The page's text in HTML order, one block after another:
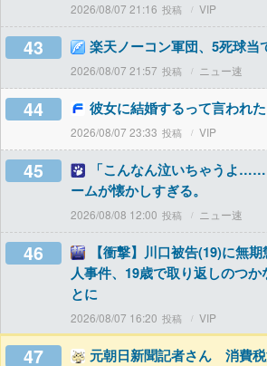
2026/08/07 21:16 VIP
43 楽天ノーコン軍団、5死球当
2026/08/07 21:57 ニュー速
44 彼女に結婚するって言われた
2026/08/07 23:33 VIP
45
「こんなん泣いちゃうよ
ームが懐かしすぎる。
2026/08/08 12:00 ニュー速
46
【衝撃】川口被告(19)に無
人事件、19歳で取り返しのつ
とに
2026/08/07 16:20 VIP
47
元朝日新聞記者さん 消費